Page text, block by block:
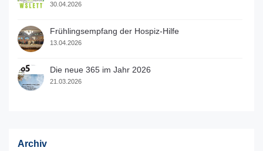
30.04.2026
Frühlingsempfang der Hospiz-Hilfe
13.04.2026
Die neue 365 im Jahr 2026
21.03.2026
Archiv